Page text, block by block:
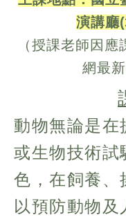
演講廳
（授課老師因
網最
動物無論是在
或生物技術試
色，在飼養、
以預防動物